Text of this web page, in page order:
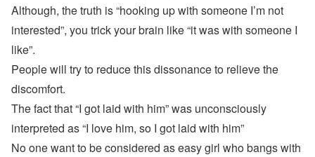
Although, the truth is “hooking up with someone I’m not
interested”, you trick your brain like “it was with someone I
like”.
People will try to reduce this dissonance to relieve the
discomfort.
The fact that “I got laid with him” was unconsciously
interpreted as “I love him, so I got laid with him”
No one want to be considered as easy girl who bangs with